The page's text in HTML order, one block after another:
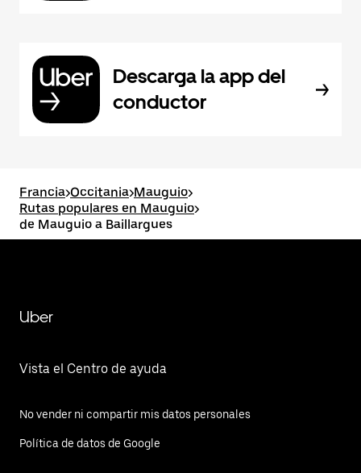
Descarga la app del
conductor
Francia>Occitania>Mauguio>
Rutas populares en Mauguio>
de Mauguio a Baillargues
Uber
Vista el Centro de ayuda
No vender ni compartir mis datos personales
Política de datos de Google